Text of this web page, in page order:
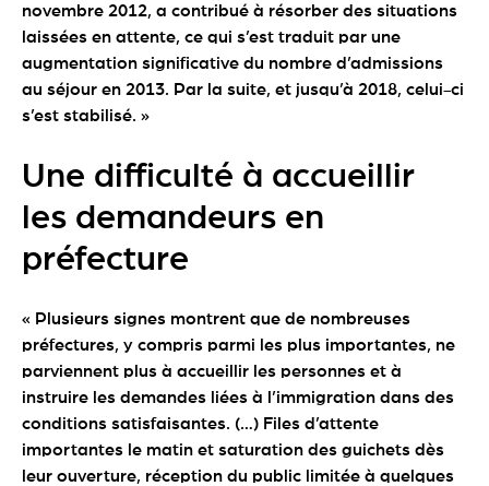
novembre 2012, a contribué à résorber des situations
laissées en attente, ce qui s’est traduit par une
augmentation significative du nombre d’admissions
au séjour en 2013. Par la suite, et jusqu’à 2018, celui-ci
s’est stabilisé. »
Une difficulté à accueillir
les demandeurs en
préfecture
« Plusieurs signes montrent que de nombreuses
préfectures, y compris parmi les plus importantes, ne
parviennent plus à accueillir les personnes et à
instruire les demandes liées à l’immigration dans des
conditions satisfaisantes. (…) Files d’attente
importantes le matin et saturation des guichets dès
leur ouverture, réception du public limitée à quelques